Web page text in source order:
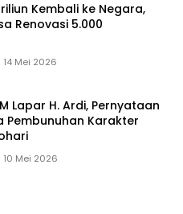
Kembali ke Negara,
Renovasi 5.000
14 Mei 2026
Lapar H. Ardi, Pernyataan
Pembunuhan Karakter
10 Mei 2026